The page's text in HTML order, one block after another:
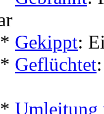
Gekippt:
Geflüchtet
Umleitung